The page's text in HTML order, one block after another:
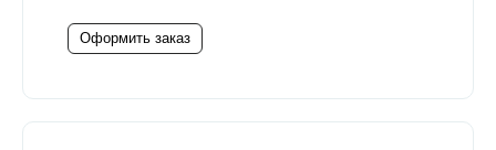
Оформить заказ